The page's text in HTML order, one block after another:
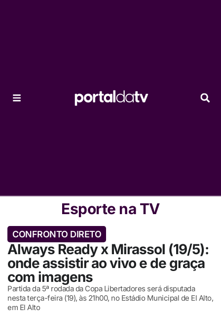
Esporte na TV
CONFRONTO DIRETO
Always Ready x Mirassol (19/5):
onde assistir ao vivo e de graça
com imagens
Partida da 5ª rodada da Copa Libertadores será disputada
nesta terça-feira (19), às 21h00, no Estádio Municipal de El Alto,
em El Alto